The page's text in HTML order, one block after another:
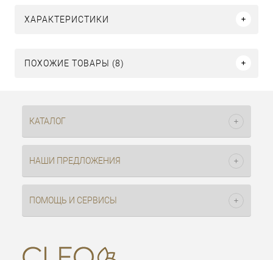
ХАРАКТЕРИСТИКИ
ПОХОЖИЕ ТОВАРЫ (8)
КАТАЛОГ
НАШИ ПРЕДЛОЖЕНИЯ
ПОМОЩЬ И СЕРВИСЫ